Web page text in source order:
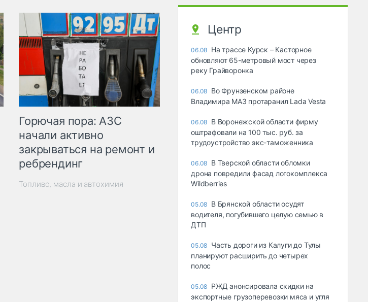
Горючая пора: АЗС
начали активно
закрываться на ремонт и
ребрендинг
Топливо, масла и автохимия
Центр
06.08 На трассе Курск – Касторное
обновляют 65-метровый мост через
реку Грайворонка
06.08 Во Фрунзенском районе
Владимира МАЗ протаранил Lada Vesta
06.08 В Воронежской области фирму
оштрафовали на 100 тыс. руб. за
трудоустройство экс-таможенника
06.08 В Тверской области обломки
дрона повредили фасад логокомплекса
Wildberries
05.08 В Брянской области осудят
водителя, погубившего целую семью в
ДТП
05.08 Часть дороги из Калуги до Тулы
планируют расширить до четырех
полос
05.08 РЖД анонсировала скидки на
экспортные грузоперевозки мяса и угля